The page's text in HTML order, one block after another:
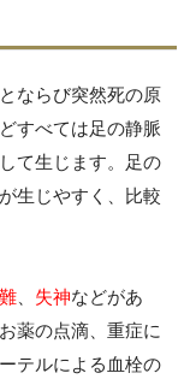
ならび突然死の原
すべては足の静脈
て生じます。足の
生じやすく、比較
失神などがあ
薬の点滴、重症に
テルによる血栓の